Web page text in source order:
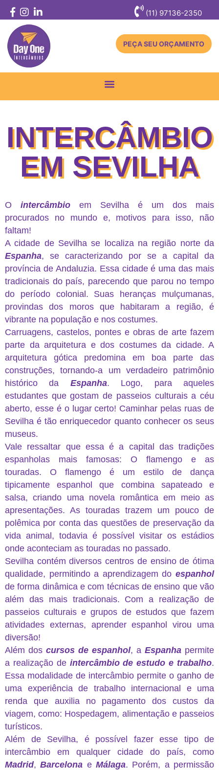
(11) 97136-2350
PEÇA SEU ORÇAMENTO
navigation
INTERCÂMBIO
EM SEVILHA
O intercâmbio em Sevilha é um dos mais
procurados no mundo e, motivos para isso, não
faltam!
A cidade de Sevilha se localiza na região norte da
Espanha, se caracterizando por se a capital da
província de Andaluzia. Essa cidade é uma das mais
tradicionais do país, parecendo que parou no tempo
do período colonial. Suas heranças mulçumanas,
provindas dos moros que habitaram a região, é
vibrante na população e nos costumes.
Carruagens, castelos, pontes e obras de arte fazem
parte da arquitetura e dos costumes da cidade. A
arquitetura gótica predomina em boa parte das
construções, tornando-a um verdadeiro patrimônio
histórico da Espanha. Logo, para aqueles
estudantes que gostam de passeios culturais a céu
aberto, esse é o lugar certo! Caminhar pelas ruas de
Sevilha é tão enriquecedor quanto conhecer os seus
museus.
Vale ressaltar que essa é a capital das tradições
espanholas mais famosas: O flamengo e as
touradas. O flamengo é um estilo de dança
tipicamente espanhol que combina sapateado e
salsa, criando uma novela romântica em meio as
apresentações. As touradas trazem um pouco de
polêmica por conta das questões de preservação da
vida animal, todavia é possível visitar os estádios
onde aconteciam as touradas no passado.
Sevilha contém diversos centros de ensino de ótima
qualidade, permitindo a aprendizagem do espanhol
de forma dinâmica e com técnicas de ensino que vão
além das mais tradicionais. Com a realização de
passeios culturais e grupos de estudos que fazem
atividades externas, aprender espanhol virou uma
diversão!
Além dos cursos de espanhol, a Espanha permite
a realização de intercâmbio de estudo e trabalho.
Essa modalidade de intercâmbio permite o ganho de
uma experiência de trabalho internacional e uma
renda que auxilia no pagamento dos custos da
viagem, como: Hospedagem, alimentação e passeios
turísticos.
Além de Sevilha, é possível fazer esse tipo de
intercâmbio em qualquer cidade do país, como
Madrid,Barcelona eMálaga. Porém, a permissão